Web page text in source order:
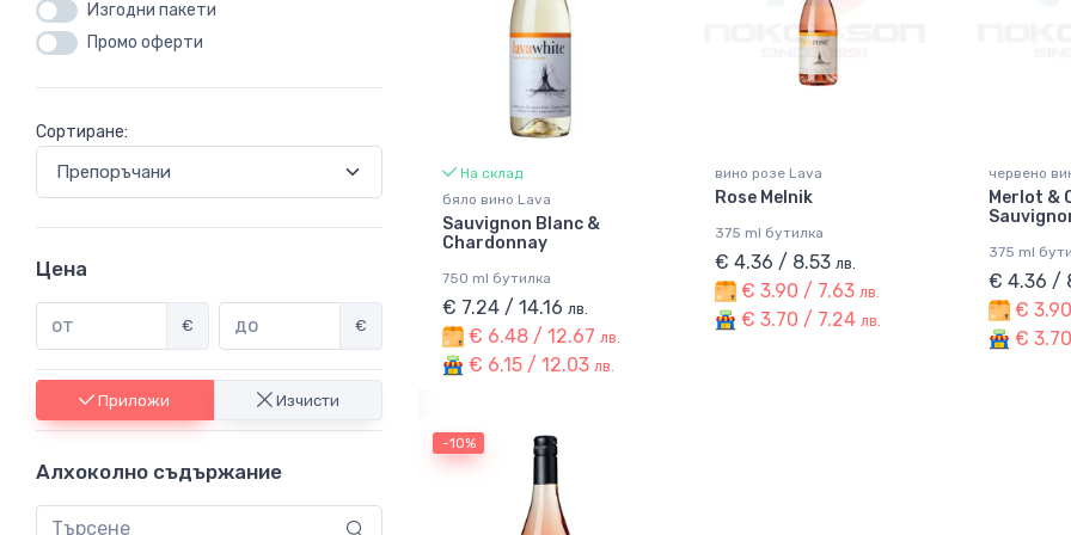
Изгодни пакети
Промо оферти
Сортиране:
Цена
€ €
Приложи Изчисти
Алхоколно съдържание
На склад
бяло вино Lava
Sauvignon Blanc &
Chardonnay
750 ml бутилка
€ 7.24 / 14.16 лв.
€ 6.48 / 12.67 лв.
€ 6.15 / 12.03 лв.
вино розе Lava
Rose Melnik
375 ml бутилка
€ 4.36 / 8.53 лв.
€ 3.90 / 7.63 лв.
€ 3.70 / 7.24 лв.
червено
Merlot &
375 ml
€ 4.36 /
€
€
-10%